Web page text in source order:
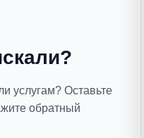
услугам? Оставьте
обратный